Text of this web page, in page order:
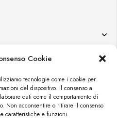
Cookie
tecnologie come i cookie per
del dispositivo. Il consenso a
dati come il comportamento di
Non acconsentire o ritirare il consenso
caratteristiche e funzioni.